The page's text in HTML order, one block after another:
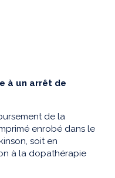
à un arrêt de
de la
enrobé dans le
, soit en
à la dopathérapie